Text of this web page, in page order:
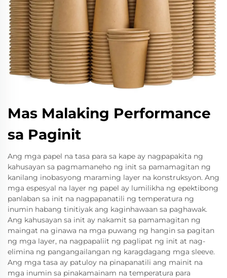
Mas Malaking Performance
sa Paginit
Ang mga papel na tasa para sa kape ay nagpapakita ng
kahusayan sa pagmamaneho ng init sa pamamagitan ng
kanilang inobasyong maraming layer na konstruksyon. Ang
mga espesyal na layer ng papel ay lumilikha ng epektibong
panlaban sa init na nagpapanatili ng temperatura ng
inumin habang tinitiyak ang kaginhawaan sa paghawak.
Ang kahusayan sa init ay nakamit sa pamamagitan ng
maingat na ginawa na mga puwang ng hangin sa pagitan
ng mga layer, na nagpapaliit ng paglipat ng init at nag-
elimina ng pangangailangan ng karagdagang mga sleeve.
Ang mga tasa ay patuloy na pinapanatili ang mainit na
mga inumin sa pinakamainam na temperatura para